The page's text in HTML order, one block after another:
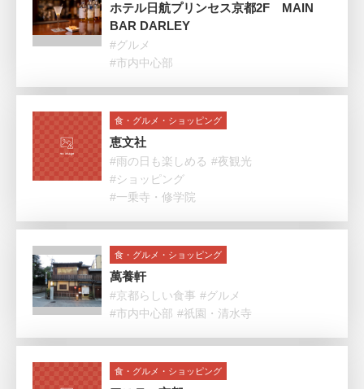
ホテル日航プリンセス京都2F MAIN
BAR DARLEY
#グルメ
#市内中心部
食・グルメ・ショッピング
恵文社
#雨の日も楽しめる #夜観光
#ショッピング
#一乗寺・修学院
食・グルメ・ショッピング
萬養軒
#京都らしい食事 #グルメ
#市内中心部 #祇園・清水寺
食・グルメ・ショッピング